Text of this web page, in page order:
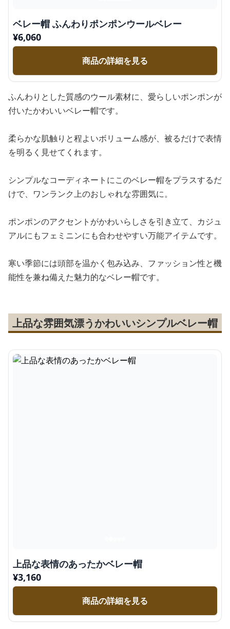
ベレー帽 ふんわりポンポンウールベレー
¥6,060
商品の詳細を見る
ふんわりとした質感のウール素材に、愛らしいポンポンが
付いたかわいいベレー帽です。
柔らかな肌触りと程よいボリューム感が、被るだけで表情
を明るく見せてくれます。
シンプルなコーディネートにこのベレー帽をプラスするだ
けで、ワンランク上のおしゃれな雰囲気に。
ポンポンのアクセントがかわいらしさを引き立て、カジュ
アルにもフェミニンにも合わせやすい万能アイテムです。
寒い季節には頭部を温かく包み込み、ファッション性と機
能性を兼ね備えた魅力的なベレー帽です。
上品な雰囲気漂うかわいいシンプルベレー帽
上品な表情のあったかベレー帽
¥3,160
商品の詳細を見る